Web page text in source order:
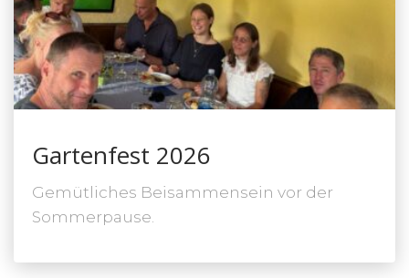
Gartenfest 2026
Gemütliches Beisammensein vor der
Sommerpause.